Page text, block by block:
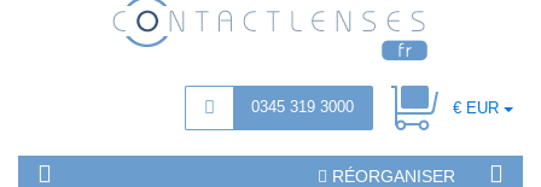
0345 319 3000 € EUR
RÉORGANISER